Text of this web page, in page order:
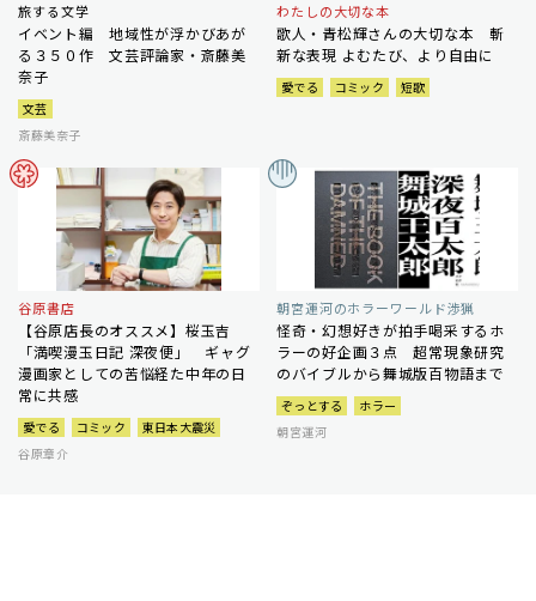
旅する文学
イベント編 地域性が浮かびあが
る３５０作 文芸評論家・斎藤美
奈子
文芸
斎藤美奈子
わたしの大切な本
歌人・青松輝さんの大切な本 斬
新な表現 よむたび、より自由に
愛でる コミック 短歌
谷原書店
【谷原店長のオススメ】桜玉吉
「満喫漫玉日記 深夜便」 ギャグ
漫画家としての苦悩経た中年の日
常に共感
愛でる コミック
東日本大震災
谷原章介
朝宮運河のホラーワールド渉猟
怪奇・幻想好きが拍手喝采するホ
ラーの好企画３点 超常現象研究
のバイブルから舞城版百物語まで
ぞっとする
ホラー
朝宮運河